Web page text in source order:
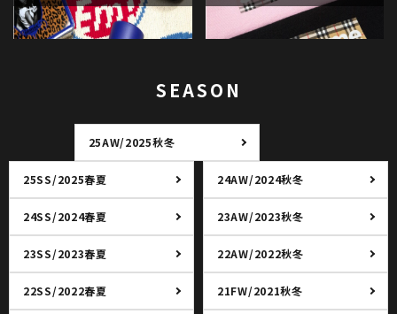
SEASON
25AW/2025秋冬
25SS/2025春夏 24AW/2024秋冬
24SS/2024春夏 23AW/2023秋冬
23SS/2023春夏 22AW/2022秋冬
22SS/2022春夏 21FW/2021秋冬